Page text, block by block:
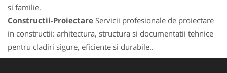
si familie.
Constructii-Proiectare Servicii profesionale de proiectare
in constructii: arhitectura, structura si documentatii tehnice
pentru cladiri sigure, eficiente si durabile..